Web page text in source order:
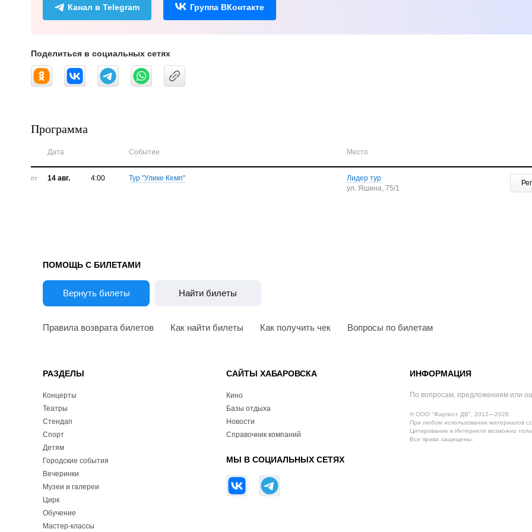
Канал в Telegram Группа ВКонтакте
Поделиться в социальных сетях
Программа
Дата Событие Место
пт 14 авг. 4:00 Тур "Улике Кемп"
Лидер тур
ул. Яшина, 75/1
ПОМОЩЬ С БИЛЕТАМИ
Вернуть билеты Найти билеты
Правила возврата билетов Как найти билеты Как получить чек Вопросы по билетам
РАЗДЕЛЫ
Концерты
Театры
Стендап
Спорт
Детям
Городские события
Вечеринки
Музеи и галереи
Цирк
Обучение
Мастер-классы
САЙТЫ ХАБАРОВСКА
Кино
Базы отдыха
Новости
Справочник компаний
МЫ В СОЦИАЛЬНЫХ СЕТЯХ
ИНФОРМАЦИЯ
По вопросам, предложениям или
© ООО "Фарпост ДВ", 2012—2026
При любом использовании материалов
Цитирование в Интернете возможно
Все права защищены.